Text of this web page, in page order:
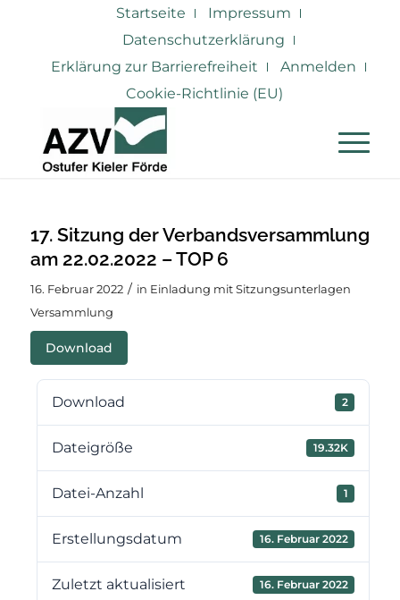
Startseite
Impressum
Datenschutzerklärung
Erklärung zur Barrierefreiheit
Anmelden
Cookie-Richtlinie (EU)
17. Sitzung der Verbandsversammlung
am 22.02.2022 – TOP 6
16. Februar 2022 / in Einladung mit Sitzungsunterlagen
Versammlung
Download
Download 2
Dateigröße 19.32K
Datei-Anzahl 1
Erstellungsdatum 16. Februar 2022
Zuletzt aktualisiert 16. Februar 2022